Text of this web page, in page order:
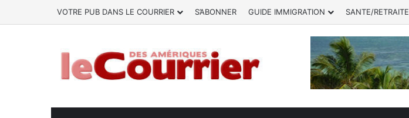
VOTRE PUB DANS LE COURRIER S’ABONNER GUIDE IMMIGRATION SANTE/RETRAITE